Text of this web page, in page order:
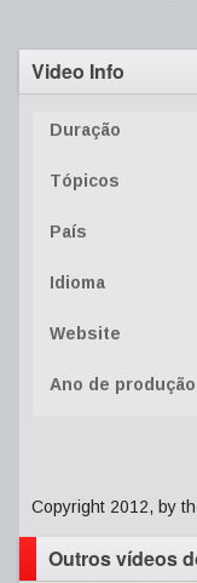
Video Info
Duração
Tópicos
País
Idioma
Website
Ano de produção
Copyright 2012, by
Outros vídeos